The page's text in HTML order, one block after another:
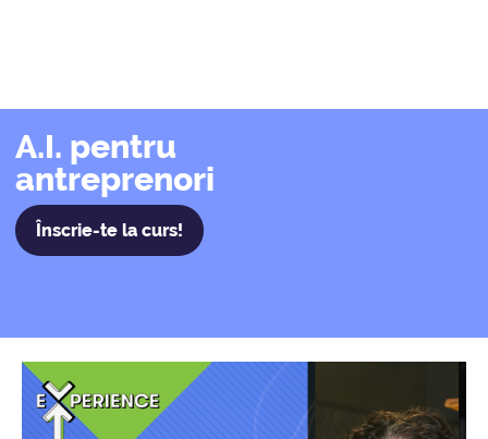
A.I. pentru
antreprenori
Înscrie-te la curs!